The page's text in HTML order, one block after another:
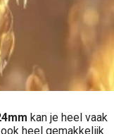
kan je heel vaak
heel gemakkelijk